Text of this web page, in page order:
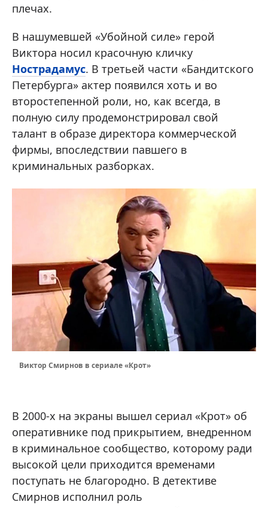
плечах.
В нашумевшей «Убойной силе» герой
Виктора носил красочную кличку
Нострадамус. В третьей части «Бандитского
Петербурга» актер появился хоть и во
второстепенной роли, но, как всегда, в
полную силу продемонстрировал свой
талант в образе директора коммерческой
фирмы, впоследствии павшего в
криминальных разборках.
Виктор Смирнов в сериале «Крот»
В 2000-х на экраны вышел сериал «Крот» об
оперативнике под прикрытием, внедренном
в криминальное сообщество, которому ради
высокой цели приходится временами
поступать не благородно. В детективе
Смирнов исполнил роль